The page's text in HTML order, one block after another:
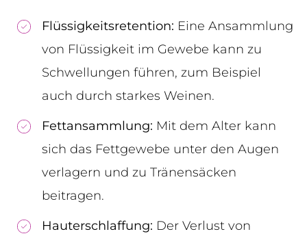
Flüssigkeitsretention: Eine Ansammlung
von Flüssigkeit im Gewebe kann zu
Schwellungen führen, zum Beispiel
auch durch starkes Weinen.
Fettansammlung: Mit dem Alter kann
sich das Fettgewebe unter den Augen
verlagern und zu Tränensäcken
beitragen.
Hauterschlaffung: Der Verlust von